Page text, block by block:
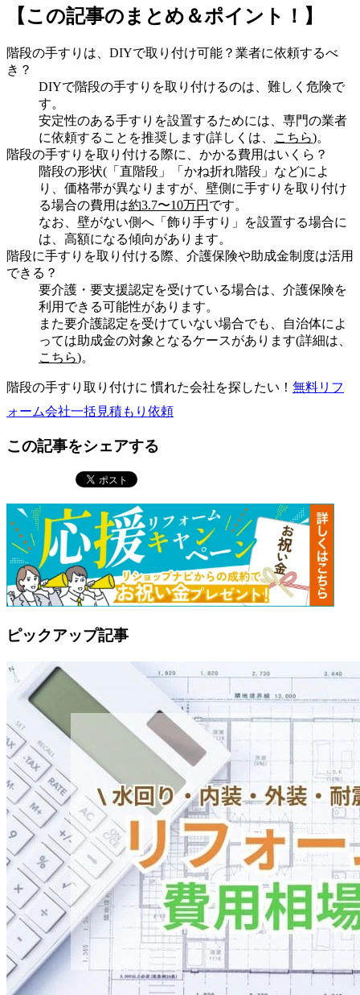
【この記事のまとめ＆ポイント！】
階段の手すりは、DIYで取り付け可能？業者に依頼するべ
き？
DIYで階段の手すりを取り付けるのは、難しく危険で
す。
安定性のある手すりを設置するためには、専門の業者
に依頼することを推奨します(詳しくは、
こちら)。
階段の手すりを取り付ける際に、かかる費用はいくら？
階段の形状(「直階段」「かね折れ階段」など)によ
り、価格帯が異なりますが、壁側に手すりを取り付け
る場合の費用は約3.7〜10万円 です。
なお、壁がない側へ「飾り手すり」を設置する場合に
は、高額になる傾向があります。
階段に手すりを取り付ける際、介護保険や助成金制度は活用
できる？
要介護・要支援認定を受けている場合は、介護保険を
利用できる可能性があります。
また要介護認定を受けていない場合でも、自治体によ
っては助成金の対象となるケースがあります(詳細は、
こちら)。
階段の手すり取り付けに 慣れた会社を探したい！ 無料リフ
ォーム会社一括見積もり依頼
この記事をシェアする
ピックアップ記事